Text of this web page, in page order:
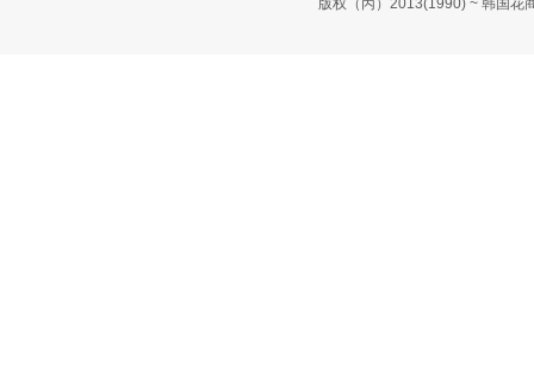
版权（丙）2013(1990) ~ 韩国花